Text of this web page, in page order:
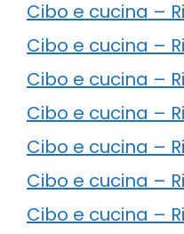
Cibo e cucina –
Cibo e cucina –
Cibo e cucina –
Cibo e cucina –
Cibo e cucina –
Cibo e cucina –
Cibo e cucina –